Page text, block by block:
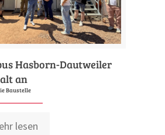
Hasborn-Dautweiler
an
Baustelle
lesen